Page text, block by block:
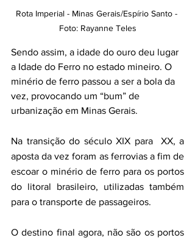
Rota Imperial - Minas Gerais/Espírio Santo -
Foto: Rayanne Teles
Sendo assim, a idade do ouro deu lugar
a Idade do Ferro no estado mineiro. O
minério de ferro passou a ser a bola da
vez, provocando um “bum” de
urbanização em Minas Gerais.
Na transição do século XIX para  XX, a
aposta da vez foram as ferrovias a fim de
escoar o minério de ferro para os portos
do litoral brasileiro, utilizadas também
para o transporte de passageiros.
O destino final agora, não são os portos